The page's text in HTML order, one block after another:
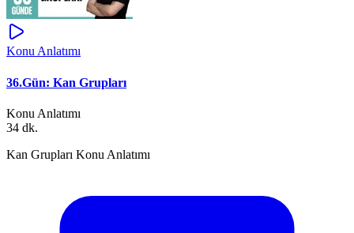
Konu Anlatımı
36.Gün: Kan Grupları
Konu Anlatımı
34 dk.
Kan Grupları Konu Anlatımı